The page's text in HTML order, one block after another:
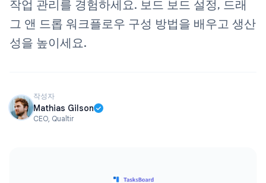
작업 관리를 경험하세요. 보드 보드 설정, 드래
그 앤 드롭 워크플로우 구성 방법을 배우고 생산
성을 높이세요.
작성자
Mathias Gilson
CEO, Qualtir